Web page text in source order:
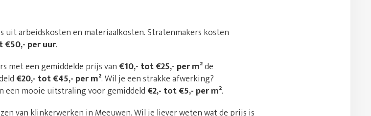
arbeidskosten en materiaalkosten. Stratenmakers kosten
€50,- per uur.
met een gemiddelde prijs van €10,- tot €25,- per m²de
€20,- tot €45,- per m². Wil je een strakke afwerking?
een mooie uitstraling voor gemiddeld €2,- tot €5,- per m².
van klinkerwerken in Meeuwen. Wil je liever weten wat de prijs is